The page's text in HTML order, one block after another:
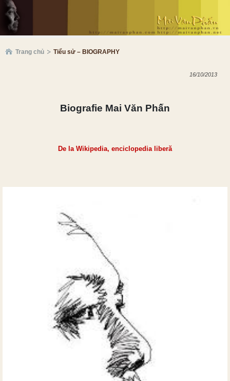
Trang chủ Tiểu sử – BIOGRAPHY
16/10/2013
Biografie Mai Văn Phấn
De la Wikipedia, enciclopedia liberă